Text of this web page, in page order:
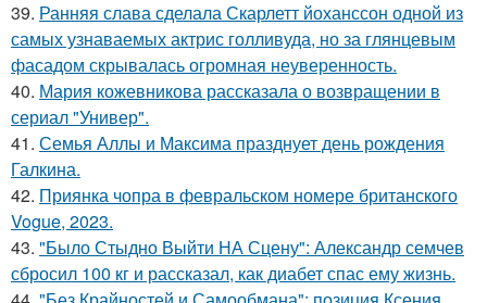
39. Ранняя слава сделала Скарлетт йоханссон одной из
самых узнаваемых актрис голливуда, но за глянцевым
фасадом скрывалась огромная неуверенность.
40. Мария кожевникова рассказала о возвращении в
сериал "Универ".
41. Семья Аллы и Максима празднует день рождения
Галкина.
42. Приянка чопра в февральском номере британского
Vogue, 2023.
43. "Было Стыдно Выйти НА Сцену": Александр семчев
сбросил 100 кг и рассказал, как диабет спас ему жизнь.